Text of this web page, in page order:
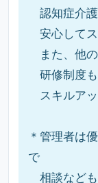
認知症介護
安心してス
また、他の
研修制度も
スキルア
＊管理者は
で
相談など